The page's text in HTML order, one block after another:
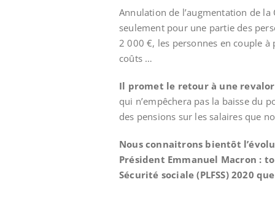
Annulation de l’augmentation de
seulement pour une partie des
2 000 €, les personnes en couple
coûts …
Il promet le retour à une
qui n’empêchera pas la baisse du
des pensions sur les salaires que
Nous connaitrons bientôt
Président Emmanuel Macron :
Sécurité sociale (PLFSS) 2020